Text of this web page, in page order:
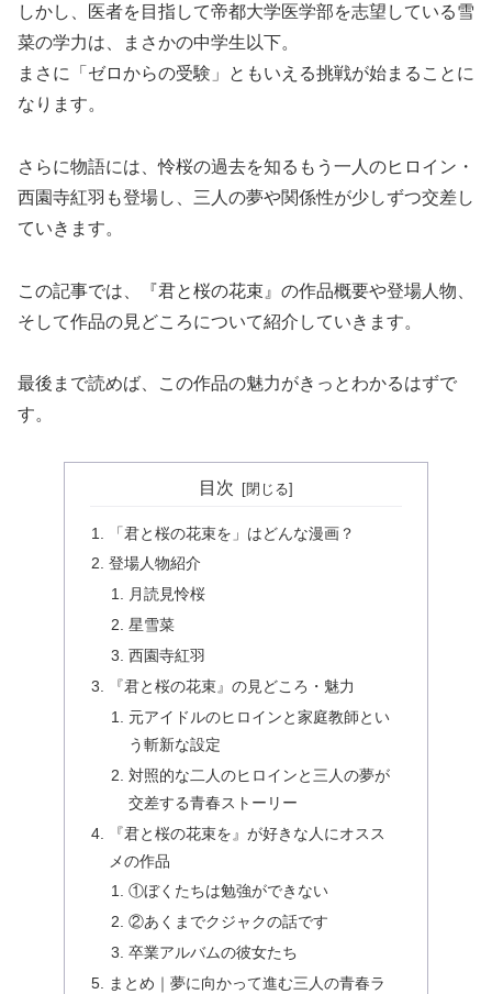
しかし、医者を目指して帝都大学医学部を志望している雪
菜の学力は、まさかの中学生以下。
まさに「ゼロからの受験」ともいえる挑戦が始まることに
なります。
さらに物語には、怜桜の過去を知るもう一人のヒロイン・
西園寺紅羽も登場し、三人の夢や関係性が少しずつ交差し
ていきます。
この記事では、『君と桜の花束』の作品概要や登場人物、
そして作品の見どころについて紹介していきます。
最後まで読めば、この作品の魅力がきっとわかるはずで
す。
目次
「君と桜の花束を」はどんな漫画？
登場人物紹介
月読見怜桜
星雪菜
西園寺紅羽
『君と桜の花束』の見どころ・魅力
元アイドルのヒロインと家庭教師とい
う斬新な設定
対照的な二人のヒロインと三人の夢が
交差する青春ストーリー
『君と桜の花束を』が好きな人にオスス
メの作品
①ぼくたちは勉強ができない
②あくまでクジャクの話です
卒業アルバムの彼女たち
まとめ｜夢に向かって進む三人の青春ラ